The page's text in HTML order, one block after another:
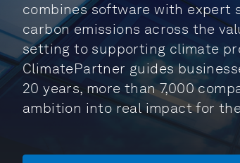
combines software with expert
carbon emissions across the
setting to supporting climate
ClimatePartner guides
20 years, more than 7,000
ambition into real impact for